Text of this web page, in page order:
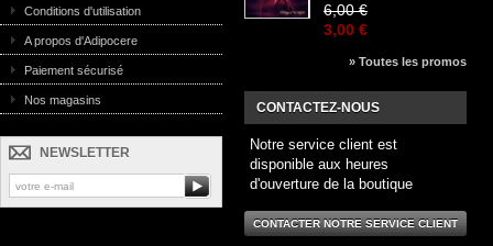
Conditions d'utilisation
A propos d'Adipocere
Paiement sécurisé
Nos magasins
NEWSLETTER
6,00 €
3,00 €
» Toutes les promos
CONTACTEZ-NOUS
Notre service client est
disponible aux heures
d'ouverture de la boutique
CONTACTER NOTRE SERVICE CLIENT